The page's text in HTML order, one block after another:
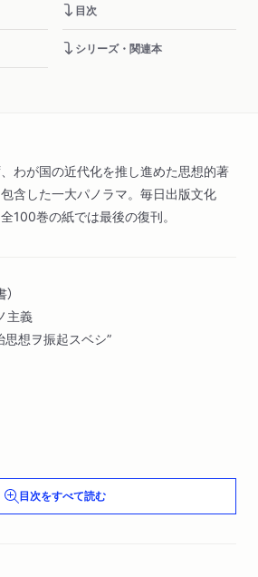
目次
シリーズ・関連本
わが国の近代化を推し進めた思想的著
含した一大パノラマ。毎日出版文化
100巻の紙では最後の復刊。
主義
想ヲ振起スベシ”
の例を開くハ何れの時ぞ
目次をすべて読む